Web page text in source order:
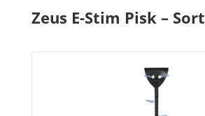
Zeus E-Stim Pisk – Sort